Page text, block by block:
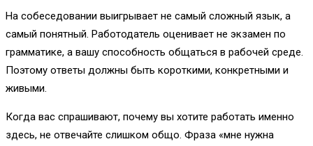
На собеседовании выигрывает не самый сложный язык, а
самый понятный. Работодатель оценивает не экзамен по
грамматике, а вашу способность общаться в рабочей среде.
Поэтому ответы должны быть короткими, конкретными и
живыми.
Когда вас спрашивают, почему вы хотите работать именно
здесь, не отвечайте слишком общо. Фраза «мне нужна